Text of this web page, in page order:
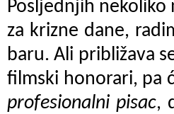
Posljednjih nekoliko
za krizne dane,
baru. Ali približava
filmski honorari, pa
profesionalni pisac,